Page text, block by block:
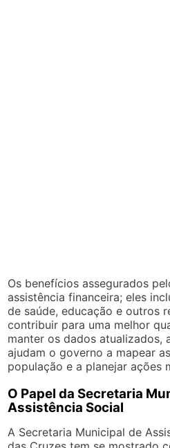
Os benefícios assegurados
assistência financeira; eles
de saúde, educação e outros
contribuir para uma melhor
manter os dados atualizados,
ajudam o governo a mapear
população e a planejar ações
O Papel da Secretaria
Assistência Social
A Secretaria Municipal de